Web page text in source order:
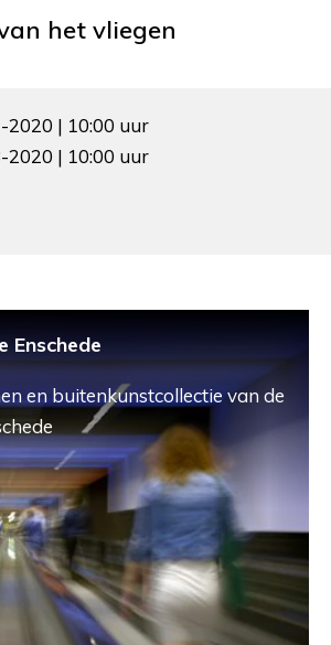
het vliegen
2020 | 10:00 uur
2020 | 10:00 uur
Enschede
en buitenkunstcollectie van de